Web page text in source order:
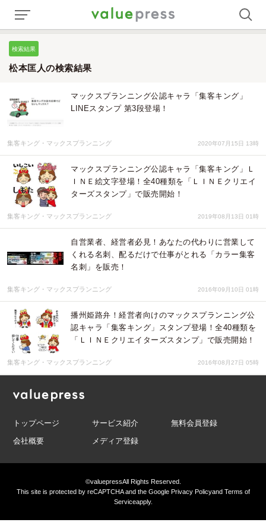
検索結果
松本匡人の検索結果
マックスプランニング公認キャラ「集客キング」
LINEスタンプ 第3段登場！
集客キング・マックスプランニング 2020年07月15日 13時
マックスプランニング公認キャラ「集客キング」Ｌ
ＩＮＥ絵文字登場！全40種類を「ＬＩＮＥクリエイ
ターズスタンプ」で販売開始！
集客キング・マックスプランニング 2019年08月13日 01時
自営業者、経営者必見！あなたの代わりに営業して
くれる名刺、配るだけで仕事がとれる「カラー集客
名刺」を販売！
集客キング・マックスプランニング 2016年09月10日 01時
播州姫路弁！経営者向けのマックスプランニング公
認キャラ「集客キング」スタンプ登場！全40種類を
「ＬＩＮＥクリエイターズスタンプ」で販売開始！
集客キング・マックスプランニング 2016年08月27日 05時
トップページ サービス紹介
無料会員登録
会社概要
メディア登録
©valuepressAll Rights Reserved.
This site is protected by reCAPTCHA and the GooglePrivacy PolicyandTerms of
Serviceapply.